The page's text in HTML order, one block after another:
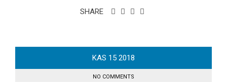
SHARE
KAS 15 2018
NO COMMENTS